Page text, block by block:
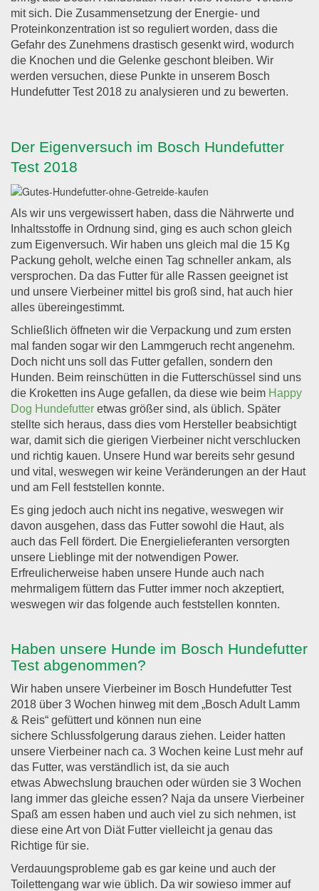
mit sich. Die Zusammensetzung der Energie- und
Proteinkonzentration ist so reguliert worden, dass die
Gefahr des Zunehmens drastisch gesenkt wird, wodurch
die Knochen und die Gelenke geschont bleiben. Wir
werden versuchen, diese Punkte in unserem Bosch
Hundefutter Test 2018 zu analysieren und zu bewerten.
Der Eigenversuch im Bosch Hundefutter
Test 2018
Als wir uns vergewissert haben, dass die Nährwerte und
Inhaltsstoffe in Ordnung sind, ging es auch schon gleich
zum Eigenversuch. Wir haben uns gleich mal die 15 Kg
Packung geholt, welche einen Tag schneller ankam, als
versprochen. Da das Futter für alle Rassen geeignet ist
und unsere Vierbeiner mittel bis groß sind, hat auch hier
alles übereingestimmt.
Schließlich öffneten wir die Verpackung und zum ersten
mal fanden sogar wir den Lammgeruch recht angenehm.
Doch nicht uns soll das Futter gefallen, sondern den
Hunden. Beim reinschütten in die Futterschüssel sind uns
die Kroketten ins Auge gefallen, da diese wie beim Happy
Dog Hundefutter etwas größer sind, als üblich. Später
stellte sich heraus, dass dies vom Hersteller beabsichtigt
war, damit sich die gierigen Vierbeiner nicht verschlucken
und richtig kauen. Unsere Hund war bereits sehr gesund
und vital, weswegen wir keine Veränderungen an der Haut
und am Fell feststellen konnte.
Es ging jedoch auch nicht ins negative, weswegen wir
davon ausgehen, dass das Futter sowohl die Haut, als
auch das Fell fördert. Die Energielieferanten versorgten
unsere Lieblinge mit der notwendigen Power.
Erfreulicherweise haben unsere Hunde auch nach
mehrmaligem füttern das Futter immer noch akzeptiert,
weswegen wir das folgende auch feststellen konnten.
Haben unsere Hunde im Bosch Hundefutter
Test abgenommen?
Wir haben unsere Vierbeiner im Bosch Hundefutter Test
2018 über 3 Wochen hinweg mit dem „Bosch Adult Lamm
& Reis“ gefüttert und können nun eine
sichere Schlussfolgerung daraus ziehen. Leider hatten
unsere Vierbeiner nach ca. 3 Wochen keine Lust mehr auf
das Futter, was verständlich ist, da sie auch
etwas Abwechslung brauchen oder würden sie 3 Wochen
lang immer das gleiche essen? Naja da unsere Vierbeiner
Spaß am essen haben und auch viel zu sich nehmen, ist
diese eine Art von Diät Futter vielleicht ja genau das
Richtige für sie.
Verdauungsprobleme gab es gar keine und auch der
Toilettengang war wie üblich. Da wir sowieso immer auf